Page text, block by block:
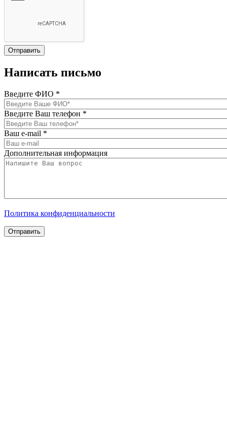
Написать письмо
Введите ФИО *
Введите Ваш телефон *
Ваш e-mail *
Дополнительная информация
Политика конфиденциальности